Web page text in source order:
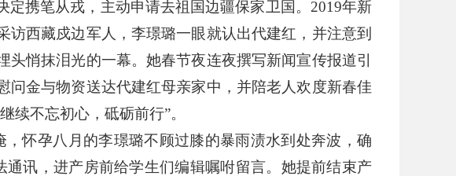
携笔从戎，主动申请去祖国边疆保家卫国。 2019年新
西藏戍边军人，李璟璐一眼就认出代建红，并注意到
悄抹泪光的一幕。她春节夜连夜撰写新闻宣传报道引
问金与物资送达代建红母亲家中，并陪老人欢度新春佳
续不忘初心，砥砺前行”。
，怀孕八月的李璟璐不顾过膝的暴雨渍水到处奔波，确
讯，进产房前给学生们编辑嘱咐留言。她提前结束产